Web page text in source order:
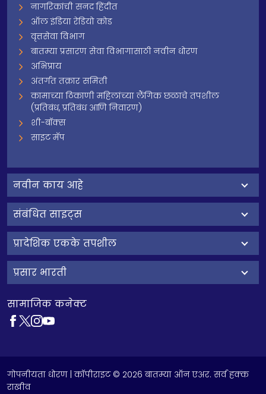
नागरिकांची सनद हिंदीत
ऑल इंडिया रेडियो कोड
वृत्तसेवा विभाग
बातम्या प्रसारण सेवा विभागासाठी नवीन धोरण
अभिप्राय
अंतर्गत तक्रार समिती
कामाच्या ठिकाणी महिलांच्या लैंगिक छळाचे तपशील
(प्रतिबंध, प्रतिबंध आणि निवारण)
शी-बॉक्स
साइट मॅप
नवीन काय आहे
संबंधित साइट्स
प्रादेशिक एकके तपशील
प्रसार भारती
सामाजिक कनेक्ट
गोपनीयता धोरण | कॉपीराइट © 2026 बातम्या ऑन एअर. सर्व हक्क
राखीव